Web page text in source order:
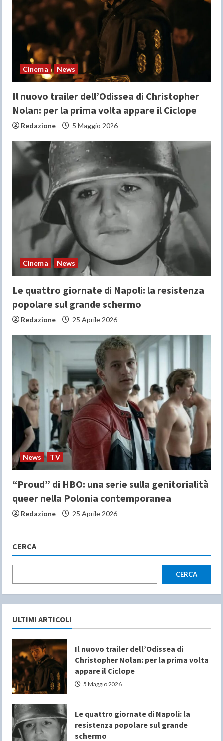
a
d
n
g
Cinema News
Il nuovo trailer dell’Odissea di Christopher
Nolan: per la prima volta appare il Ciclope
Redazione 5 Maggio 2026
Cinema News
Le quattro giornate di Napoli: la resistenza
popolare sul grande schermo
Redazione 25 Aprile 2026
News TV
“Proud” di HBO: una serie sulla genitorialità
queer nella Polonia contemporanea
Redazione 25 Aprile 2026
CERCA
CERCA
ULTIMI ARTICOLI
Il nuovo trailer dell’Odissea di
Christopher Nolan: per la prima volta
appare il Ciclope
5 Maggio 2026
Le quattro giornate di Napoli: la
resistenza popolare sul grande
schermo